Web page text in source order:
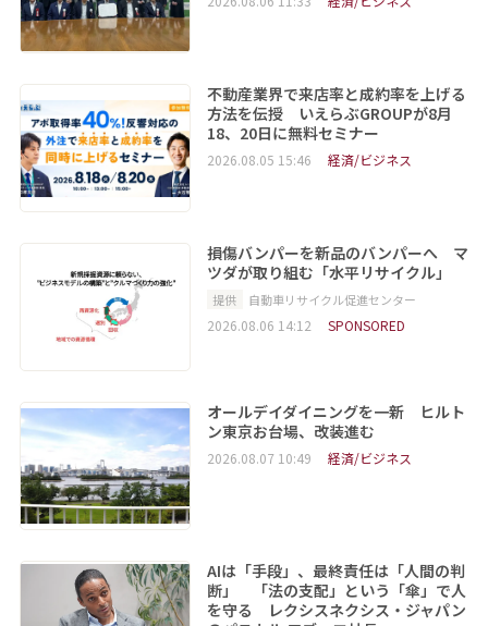
不動産業界で来店率と成約率を上げる
方法を伝授 いえらぶGROUPが8月
18、20日に無料セミナー
2026.08.05 15:46 経済/ビジネス
損傷バンパーを新品のバンパーへ マ
ツダが取り組む「水平リサイクル」
提供 自動車リサイクル促進センター
2026.08.06 14:12 SPONSORED
オールデイダイニングを一新 ヒルト
ン東京お台場、改装進む
2026.08.07 10:49 経済/ビジネス
AIは「手段」、最終責任は「人間の判
断」 「法の支配」という「傘」で人
を守る レクシスネクシス・ジャパン